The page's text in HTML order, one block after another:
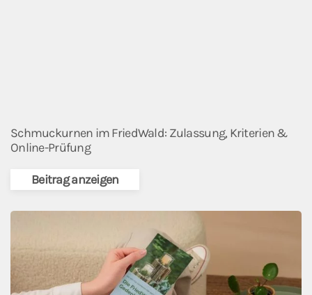
Schmuckurnen im FriedWald: Zulassung, Kriterien &
Online-Prüfung
Beitrag anzeigen